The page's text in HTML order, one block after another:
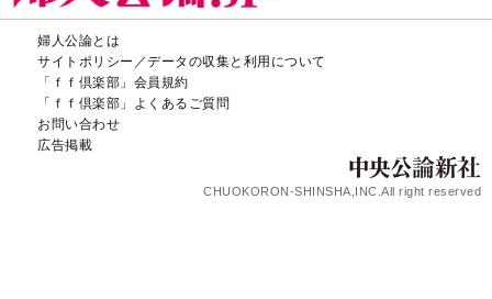
婦人公論とは
サイトポリシー／データの収集と利用について
「ｆｆ倶楽部」会員規約
「ｆｆ倶楽部」よくあるご質問
お問い合わせ
広告掲載
CHUOKORON-SHINSHA,INC.All right reserved